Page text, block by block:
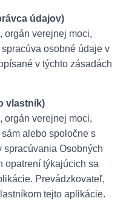
údajov)
orgán verejnej moci,
osobné údaje v
v týchto zásadách
vlastník)
orgán verejnej moci,
alebo spoločne s
spracúvania Osobných
opatrení týkajúcich sa
Prevádzkovateľ,
tejto aplikácie.